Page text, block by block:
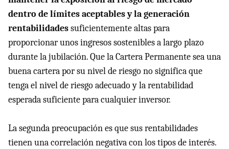
dentro de límites aceptables y la generación
rentabilidadessuficientemente altas para
proporcionar unos ingresos sostenibles a largo plazo
durante la jubilación. Que la Cartera Permanente sea una
buena cartera por su nivel de riesgo no significa que
tenga el nivel de riesgo adecuado y la rentabilidad
esperada suficiente para cualquier inversor.
La segunda preocupación es que sus rentabilidades
tienen una correlación negativa con los tipos de interés.